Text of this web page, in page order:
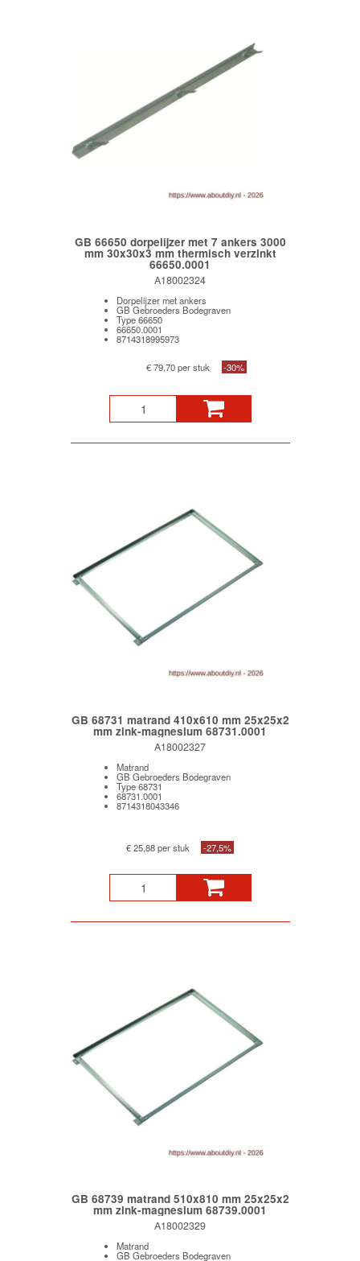
GB 66650 dorpelijzer met 7 ankers 3000
mm 30x30x3 mm thermisch verzinkt
66650.0001
A18002324
Dorpelijzer met ankers
GB Gebroeders Bodegraven
Type 66650
66650.0001
8714318995973
€ 79,70 per stuk -30%
GB 68731 matrand 410x610 mm 25x25x2
mm zink-magnesium 68731.0001
A18002327
Matrand
GB Gebroeders Bodegraven
Type 68731
68731.0001
8714318043346
€ 25,88 per stuk -27,5%
GB 68739 matrand 510x810 mm 25x25x2
mm zink-magnesium 68739.0001
A18002329
Matrand
GB Gebroeders Bodegraven